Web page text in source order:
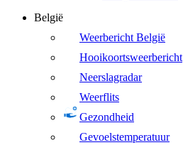
België
Weerbericht België
Hooikoortsweerbericht
Neerslagradar
Weerflits
Gezondheid
Gevoelstemperatuur